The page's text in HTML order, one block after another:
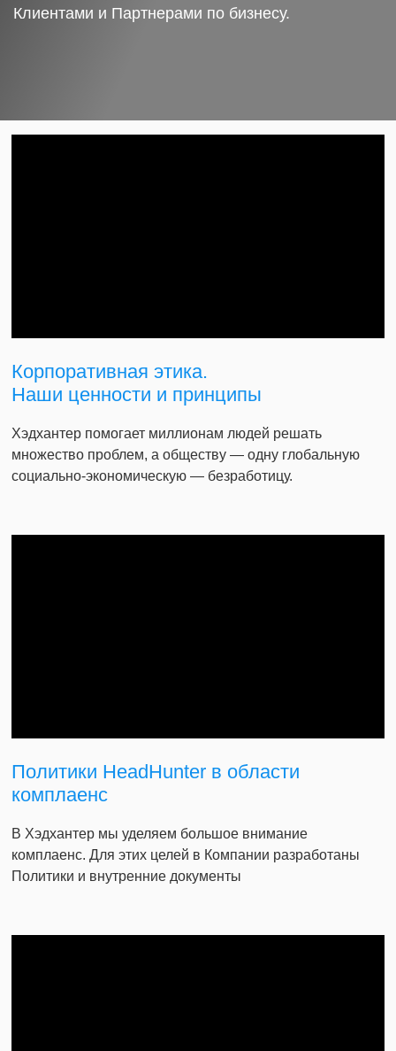
Клиентами и Партнерами по бизнесу.
Корпоративная этика.
Наши ценности и принципы
Хэдхантер помогает миллионам людей решать
множество проблем, а обществу — одну глобальную
социально-экономическую — безработицу.
Политики HeadHunter в области
комплаенс
В Хэдхантер мы уделяем большое внимание
комплаенс. Для этих целей в Компании разработаны
Политики и внутренние документы